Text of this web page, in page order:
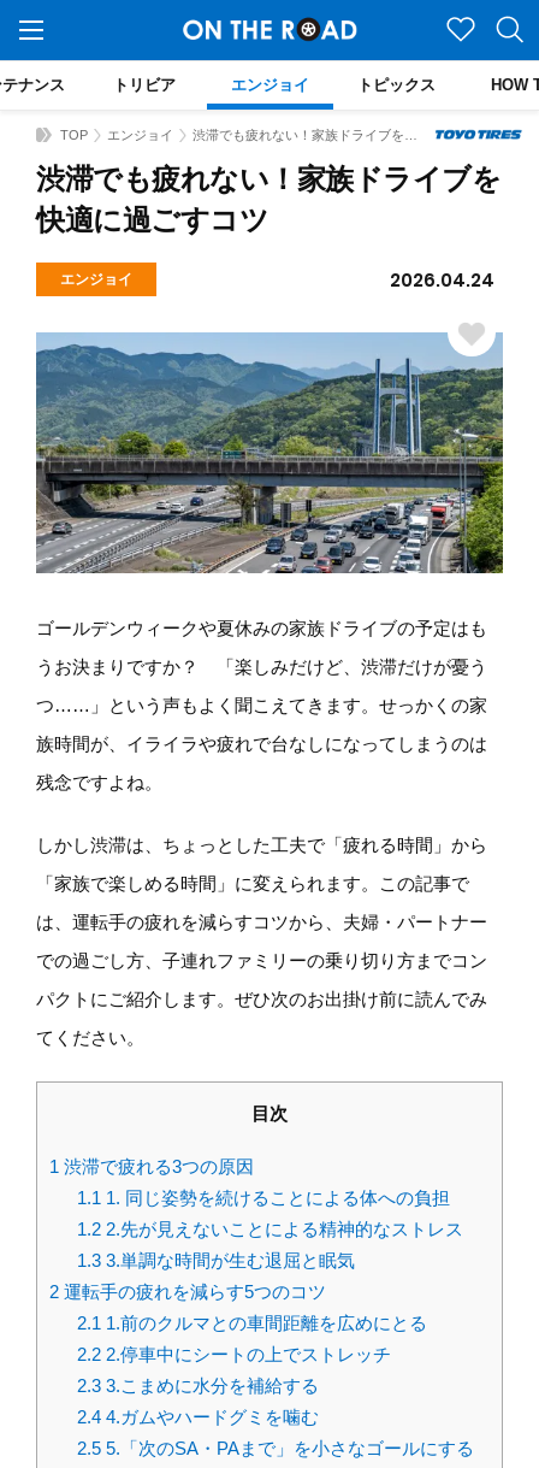
ナンス トリビア エンジョイ トピックス HOW
TOP エンジョイ
渋滞でも疲れない！家族ドライブを
快適に過ごすコツ
エンジョイ 2026.04.24
ゴールデンウィークや夏休みの家族ドライブの予定はも
うお決まりですか？ 「楽しみだけど、渋滞だけが憂う
つ……」という声もよく聞こえてきます。せっかくの家
族時間が、イライラや疲れで台なしになってしまうのは
残念ですよね。
しかし渋滞は、ちょっとした工夫で「疲れる時間」から
「家族で楽しめる時間」に変えられます。この記事で
は、運転手の疲れを減らすコツから、夫婦・パートナー
での過ごし方、子連れファミリーの乗り切り方までコン
パクトにご紹介します。ぜひ次のお出掛け前に読んでみ
てください。
目次
1 渋滞で疲れる3つの原因
1.1 1. 同じ姿勢を続けることによる体への負担
1.22.先が見えないことによる精神的なストレス
1.33.単調な時間が生む退屈と眠気
2 運転手の疲れを減らす5つのコツ
2.1 1.前のクルマとの車間距離を広めにとる
2.22.停車中にシートの上でストレッチ
2.33.こまめに水分を補給する
2.44.ガムやハードグミを噛む
2.55.「次のSA・PAまで」を小さなゴールにする